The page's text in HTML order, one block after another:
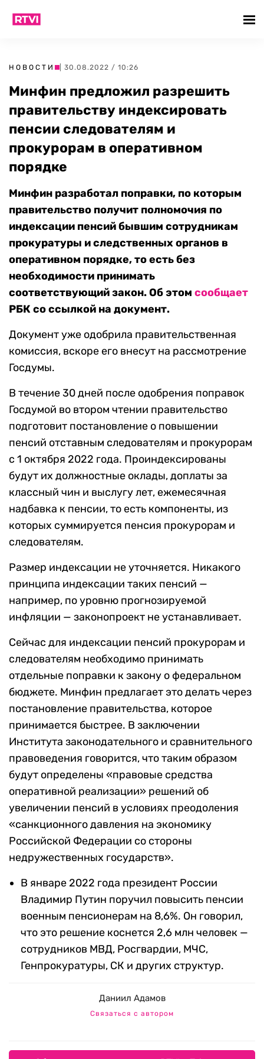
НОВОСТИ | 30.08.2022 / 10:26
Минфин предложил разрешить
правительству индексировать
пенсии следователям и
прокурорам в оперативном
порядке
Минфин разработал поправки, по которым
правительство получит полномочия по
индексации пенсий бывшим сотрудникам
прокуратуры и следственных органов в
оперативном порядке, то есть без
необходимости принимать
соответствующий закон. Об этом сообщает
РБК со ссылкой на документ.
Документ уже одобрила правительственная
комиссия, вскоре его внесут на рассмотрение
Госдумы.
В течение 30 дней после одобрения поправок
Госдумой во втором чтении правительство
подготовит постановление о повышении
пенсий отставным следователям и прокурорам
с 1 октября 2022 года. Проиндексированы
будут их должностные оклады, доплаты за
классный чин и выслугу лет, ежемесячная
надбавка к пенсии, то есть компоненты, из
которых суммируется пенсия прокурорам и
следователям.
Размер индексации не уточняется. Никакого
принципа индексации таких пенсий —
например, по уровню прогнозируемой
инфляции — законопроект не устанавливает.
Сейчас для индексации пенсий прокурорам и
следователям необходимо принимать
отдельные поправки к закону о федеральном
бюджете. Минфин предлагает это делать через
постановление правительства, которое
принимается быстрее. В заключении
Института законодательного и сравнительного
правоведения говорится, что таким образом
будут определены «правовые средства
оперативной реализации» решений об
увеличении пенсий в условиях преодоления
«санкционного давления на экономику
Российской Федерации со стороны
недружественных государств».
В январе 2022 года президент России
Владимир Путин поручил повысить пенсии
военным пенсионерам на 8,6%. Он говорил,
что это решение коснется 2,6 млн человек —
сотрудников МВД, Росгвардии, МЧС,
Генпрокуратуры, СК и других структур.
Даниил Адамов
Связаться с автором